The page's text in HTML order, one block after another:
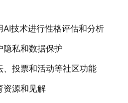
AI技术进行性格评估和分析
隐私和数据保护
、投票和活动等社区功能
资源和见解